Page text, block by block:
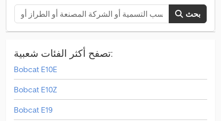
بحث
تصفح أكثر الفئات شعبية:
Bobcat E10E
Bobcat E10Z
Bobcat E19